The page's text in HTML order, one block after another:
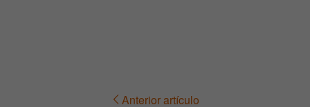
Anterior artículo